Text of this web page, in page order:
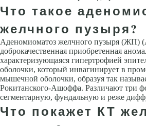
Что такое
желчного пузыря?
Аденомиоматоз желчного пузыря
доброкачественная приобретенная
характеризующаяся гипертрофией
оболочки, который инвагинирует в
мышечной оболочки, образуя так
Рокитанского-Ашоффа. Различают три
сегментарную, фундальную и реже
Что покажет КТ